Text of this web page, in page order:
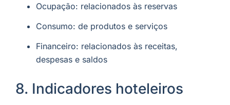
Ocupação: relacionados às reservas
Consumo: de produtos e serviços
Financeiro: relacionados às receitas,
despesas e saldos
8. Indicadores hoteleiros